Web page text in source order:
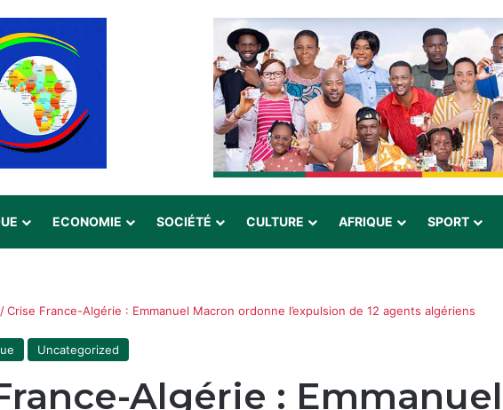
ECONOMIE SOCIÉTÉ CULTURE AFRIQUE SPORT
/Crise France-Algérie : Emmanuel Macron ordonne l’expulsion de 12 agents algériens
Uncategorized
Algérie : Emmanuel